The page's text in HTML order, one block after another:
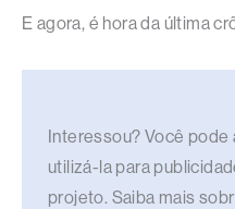
E agora, é hora da última
Interessou? Você pode
utilizá-la para
projeto. Saiba mais